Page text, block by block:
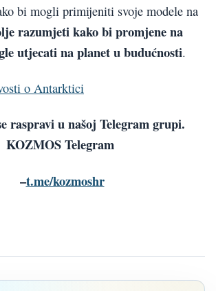
bi mogli primijeniti svoje modele na
razumjeti kako bi promjene na
utjecati na planet u budućnosti.
o Antarktici
raspravi u našoj Telegram grupi.
KOZMOS Telegram
–t.me/kozmoshr